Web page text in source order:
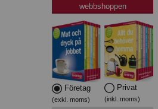
webbshoppen
Företag
(exkl. moms)
Privat
(inkl. moms)